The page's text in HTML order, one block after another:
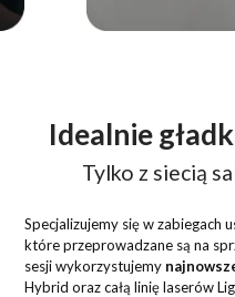
Idealnie
Tylko z siecią
Specjalizujemy się w zabiegach
które przeprowadzane są na
sesji wykorzystujemy
Hybrid oraz całą linię laserów